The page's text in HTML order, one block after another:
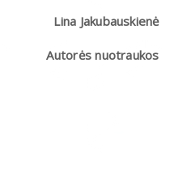
Lina Jakubauskienė
Autorės nuotraukos